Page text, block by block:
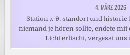
4. MÄRZ 2026
Station x-9: standort und historie
niemand je hören sollte, endete mit
Licht erlischt, vergesst uns